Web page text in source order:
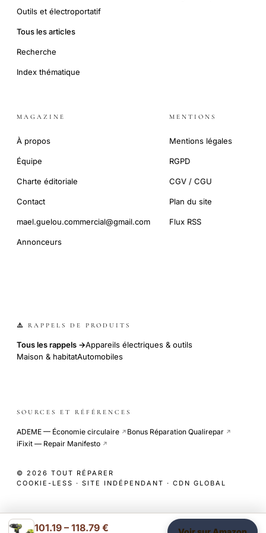
101.19 – 118.79 €
Outils et électroportatif
Tous les articles
Recherche
Index thématique
MAGAZINE
À propos
Équipe
Charte éditoriale
Contact
mael.guelou.commercial@gmail.com
Annonceurs
MENTIONS
Mentions légales
RGPD
CGV / CGU
Plan du site
Flux RSS
⚠️ RAPPELS DE PRODUITS
Tous les rappels →Appareils électriques & outils
Maison & habitatAutomobiles
SOURCES ET RÉFÉRENCES
ADEME — Économie circulaire ↗ Bonus Réparation Qualirepar ↗
iFixit — Repair Manifesto ↗
© 2026 TOUT RÉPARER
COOKIE-LESS · SITE INDÉPENDANT · CDN GLOBAL